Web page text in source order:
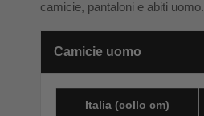
camicie, pantaloni e abiti uomo.
Camicie uomo
Italia (collo cm)